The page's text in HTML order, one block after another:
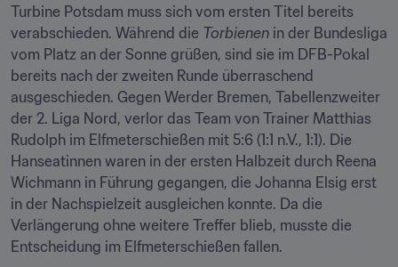
Turbine Potsdam muss sich vom ersten Titel bereits
verabschieden. Während die Torbienen in der Bundesliga
vom Platz an der Sonne grüßen, sind sie im DFB-Pokal
bereits nach der zweiten Runde überraschend
ausgeschieden. Gegen Werder Bremen, Tabellenzweiter
der 2. Liga Nord, verlor das Team von Trainer Matthias
Rudolph im Elfmeterschießen mit 5:6 (1:1 n.V., 1:1). Die
Hanseatinnen waren in der ersten Halbzeit durch Reena
Wichmann in Führung gegangen, die Johanna Elsig erst
in der Nachspielzeit ausgleichen konnte. Da die
Verlängerung ohne weitere Treffer blieb, musste die
Entscheidung im Elfmeterschießen fallen.